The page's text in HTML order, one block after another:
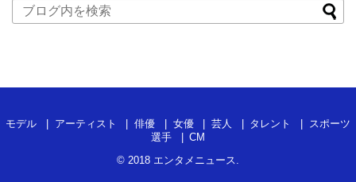
モデル アーティスト 俳優 女優 芸人 タレント
スポーツ
選手
CM
© 2018 エンタメニュース.